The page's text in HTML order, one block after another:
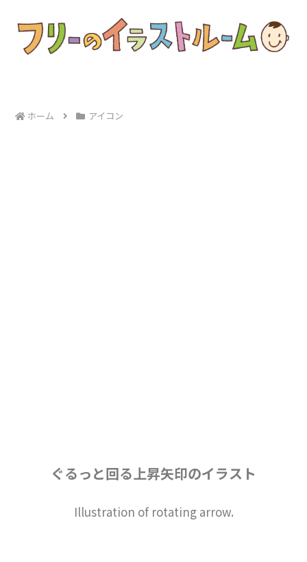
ホーム アイコン
ぐるっと回る上昇矢印のイラスト
Illustration of rotating arrow.